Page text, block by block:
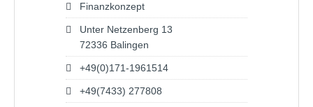
Finanzkonzept
Unter Netzenberg 13
72336 Balingen
+49(0)171-1961514
+49(7433) 277808